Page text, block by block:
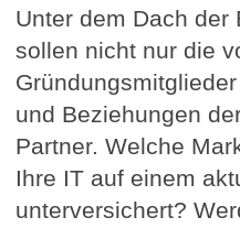
Unter dem Dach der
sollen nicht nur die
und Beziehungen
Partner. Welche
Ihre IT auf einem
unterversichert?